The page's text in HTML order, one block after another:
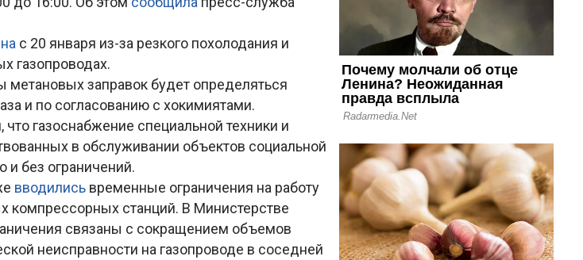
с 20 января из-за резкого похолодания и
газопроводах.
метановых заправок будет определяться
и по согласованию с хокимиятами.
газоснабжение специальной техники и
в обслуживании объектов социальной
и без ограничений.
вводились временные ограничения на работу
компрессорных станций. В Министерстве
связаны с сокращением объемов
неисправности на газопроводе в соседней